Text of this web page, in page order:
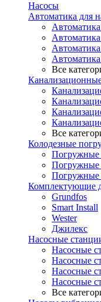
Насосы
Автоматика для
Все
Все
Колодезные
Погружные
Погружные
Погружные
Комплектующие
Grundfos
Smart Install
Wester
Джилекс
Насосные
Насосные
Насосные
Насосные
Насосные
Все